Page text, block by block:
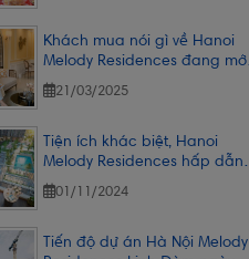
Khách mua nói gì về Hanoi
Melody Residences đang mở
bán?
21/03/2025
Tiện ích khác biệt, Hanoi
Melody Residences hấp dẫn
khách ở thực
01/11/2024
Tiến độ dự án Hà Nội Melody